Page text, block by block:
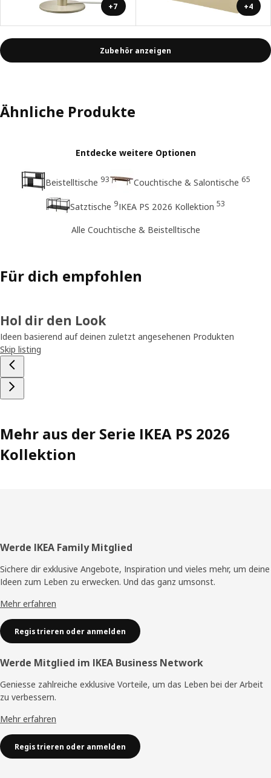
+7 +4
Zubehör anzeigen
Ähnliche Produkte
Entdecke weitere Optionen
Beistelltische 93 Couchtische & Salontische 65
Satztische 9IKEA PS 2026 Kollektion 53
Alle Couchtische & Beistelltische
Für dich empfohlen
Hol dir den Look
Ideen basierend auf deinen zuletzt angesehenen Produkten
Skip listing
Mehr aus der Serie IKEA PS 2026
Kollektion
Fusszeile
Werde IKEA Family Mitglied
Sichere dir exklusive Angebote, Inspiration und vieles mehr, um deine
Ideen zum Leben zu erwecken. Und das ganz umsonst.
Mehr erfahren
Registrieren oder anmelden
Werde Mitglied im IKEA Business Network
Geniesse zahlreiche exklusive Vorteile, um das Leben bei der Arbeit
zu verbessern.
Mehr erfahren
Registrieren oder anmelden